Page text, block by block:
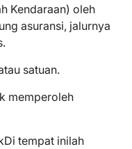
Kendaraan) oleh
asuransi, jalurnya
satuan.
memperoleh
tempat inilah